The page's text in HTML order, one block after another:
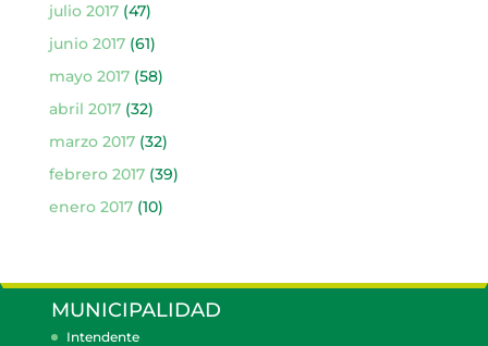
julio 2017(47)
junio 2017(61)
mayo 2017(58)
abril 2017(32)
marzo 2017(32)
febrero 2017(39)
enero 2017(10)
MUNICIPALIDAD
Intendente